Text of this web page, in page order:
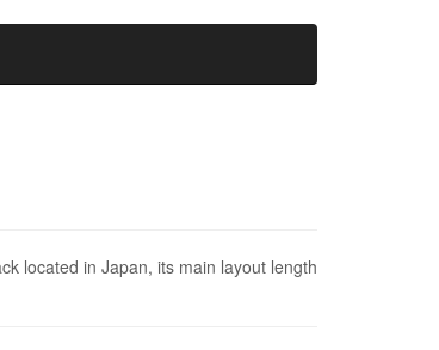
located in Japan, its main layout length